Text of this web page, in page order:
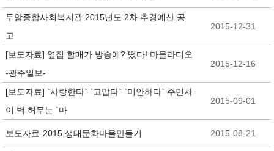
두암종합사회복지관 2015년도 2차 추경예산 공
고
2015-12-31
[보도자료] 옆집 할매가 방송에? 떴다! 마을라디오
-광주일보-
2015-12-16
[보도자료] `사랑한다` `고맙다` `미안하다` 주민사
이 벽 허무는 `마
2015-09-01
보도자료-2015 생태문화마을만들기 2015-08-21